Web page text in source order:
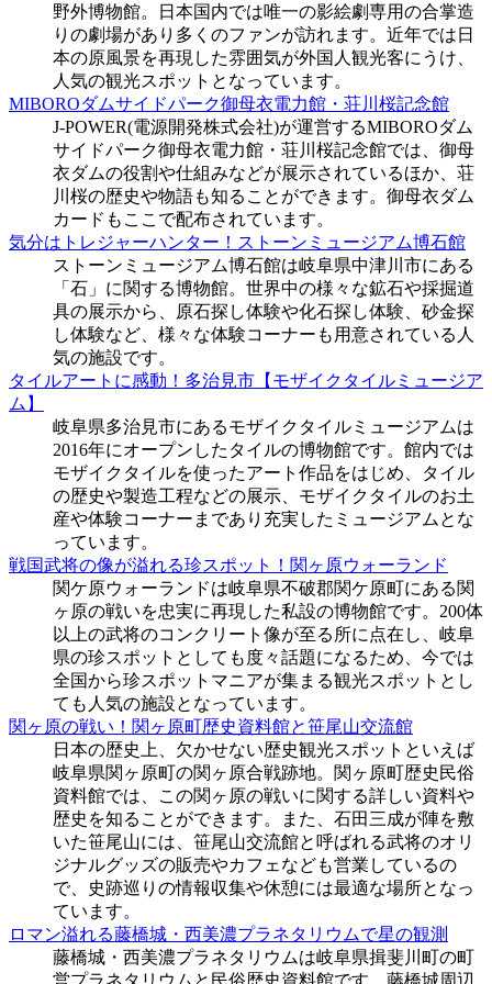
野外博物館。日本国内では唯一の影絵劇専用の合掌造
りの劇場があり多くのファンが訪れます。近年では日
本の原風景を再現した雰囲気が外国人観光客にうけ、
人気の観光スポットとなっています。
MIBOROダムサイドパーク御母衣電力館・荘川桜記念館
J-POWER(電源開発株式会社)が運営するMIBOROダム
サイドパーク御母衣電力館・荘川桜記念館では、御母
衣ダムの役割や仕組みなどが展示されているほか、荘
川桜の歴史や物語も知ることができます。御母衣ダム
カードもここで配布されています。
気分はトレジャーハンター！ストーンミュージアム博石館
ストーンミュージアム博石館は岐阜県中津川市にある
「石」に関する博物館。世界中の様々な鉱石や採掘道
具の展示から、原石探し体験や化石探し体験、砂金探
し体験など、様々な体験コーナーも用意されている人
気の施設です。
タイルアートに感動！多治見市【モザイクタイルミュージア
ム】
岐阜県多治見市にあるモザイクタイルミュージアムは
2016年にオープンしたタイルの博物館です。館内では
モザイクタイルを使ったアート作品をはじめ、タイル
の歴史や製造工程などの展示、モザイクタイルのお土
産や体験コーナーまであり充実したミュージアムとな
っています。
戦国武将の像が溢れる珍スポット！関ヶ原ウォーランド
関ケ原ウォーランドは岐阜県不破郡関ケ原町にある関
ヶ原の戦いを忠実に再現した私設の博物館です。200体
以上の武将のコンクリート像が至る所に点在し、岐阜
県の珍スポットとしても度々話題になるため、今では
全国から珍スポットマニアが集まる観光スポットとし
ても人気の施設となっています。
関ヶ原の戦い！関ヶ原町歴史資料館と笹尾山交流館
日本の歴史上、欠かせない歴史観光スポットといえば
岐阜県関ヶ原町の関ヶ原合戦跡地。関ヶ原町歴史民俗
資料館では、この関ヶ原の戦いに関する詳しい資料や
歴史を知ることができます。また、石田三成が陣を敷
いた笹尾山には、笹尾山交流館と呼ばれる武将のオリ
ジナルグッズの販売やカフェなども営業しているの
で、史跡巡りの情報収集や休憩には最適な場所となっ
ています。
ロマン溢れる藤橋城・西美濃プラネタリウムで星の観測
藤橋城・西美濃プラネタリウムは岐阜県揖斐川町の町